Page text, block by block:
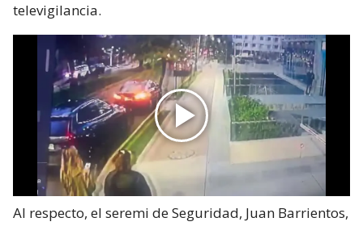
televigilancia.
Al respecto, el seremi de Seguridad, Juan Barrientos,